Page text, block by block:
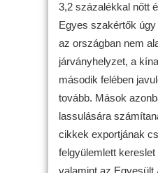
3,2 százalékkal nőtt
Egyes szakértők
az országban nem
járványhelyzet, a
második felében
tovább. Mások
lassulására
cikkek exportjának
felgyülemlett
valamint az Egyesült